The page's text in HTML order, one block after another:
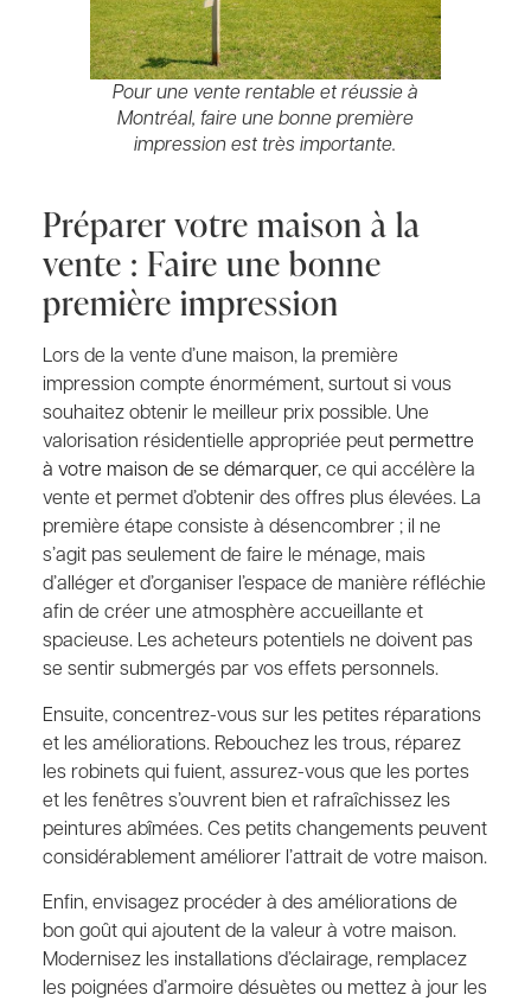
Pour une vente rentable et réussie à
Montréal, faire une bonne première
impression est très importante.
Préparer votre maison à la
vente : Faire une bonne
première impression
Lors de la vente d’une maison, la première
impression compte énormément, surtout si vous
souhaitez obtenir le meilleur prix possible. Une
valorisation résidentielle appropriée peut permettre
à votre maison de se démarquer,ce qui accélère la
vente et permet d’obtenir des offres plus élevées. La
première étape consiste à désencombrer ; il ne
s’agit pas seulement de faire le ménage, mais
d’alléger et d’organiser l’espace de manière réfléchie
afin de créer une atmosphère accueillante et
spacieuse. Les acheteurs potentiels ne doivent pas
se sentir submergés par vos effets personnels.
Ensuite, concentrez-vous sur les petites réparations
et les améliorations. Rebouchez les trous, réparez
les robinets qui fuient, assurez-vous que les portes
et les fenêtres s’ouvrent bien et rafraîchissez les
peintures abîmées. Ces petits changements peuvent
considérablement améliorer l’attrait de votre maison.
Enfin, envisagez procéder à des améliorations de
bon goût qui ajoutent de la valeur à votre maison.
Modernisez les installations d’éclairage, remplacez
les poignées d’armoire désuètes ou mettez à jour les